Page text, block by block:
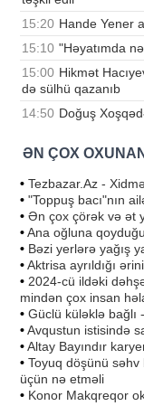
15:20 Hande Yener
15:10 "Həyatımda
15:00 Hikmət
də sülhü qazanıb
14:50 Doğuş
ƏN ÇOX
• Tezbazar.Az -
• "Toppuş bacı"nın
• Ən çox çörək və ət
•Ana oğluna
• Bəzi yerlərə yağış
•Aktrisa ayrıldığı
• 2024-cü ildəki
mindən çox insan
• Güclü küləklə bağlı
•Avqustun istisində
•Altay Bayındır
• Toyuq döşünü səhv
üçün nə etməli
• Konor Makqreqor